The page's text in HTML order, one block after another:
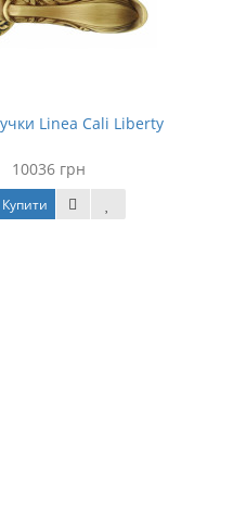
Linea Cali Liberty
10036 грн
Купити